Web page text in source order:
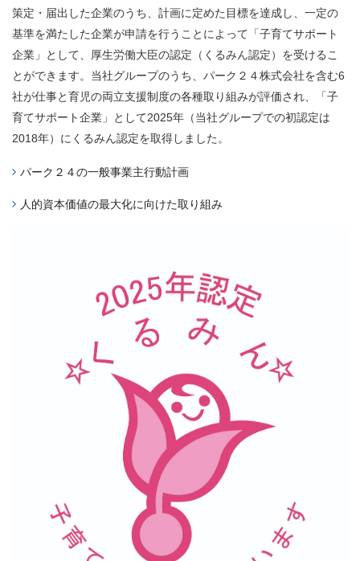
策定・届出した企業のうち、計画に定めた目標を達成し、一定の
基準を満たした企業が申請を行うことによって「子育てサポート
企業」として、厚生労働大臣の認定（くるみん認定）を受けるこ
とができます。当社グループのうち、パーク２４株式会社を含む6
社が仕事と育児の両立支援制度の各種取り組みが評価され、「子
育てサポート企業」として2025年（当社グループでの初認定は
2018年）にくるみん認定を取得しました。
パーク２４の一般事業主行動計画
人的資本価値の最大化に向けた取り組み